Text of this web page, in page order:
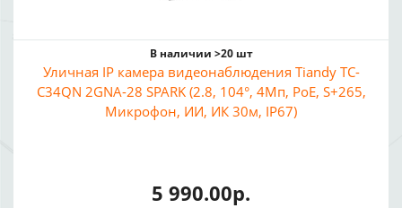
В наличии >20 шт
Уличная IP камера видеонаблюдения Tiandy TC-
C34QN 2GNA-28 SPARK (2.8, 104°, 4Мп, PoE, S+265,
Микрофон, ИИ, ИК 30м, IP67)
5 990.00р.